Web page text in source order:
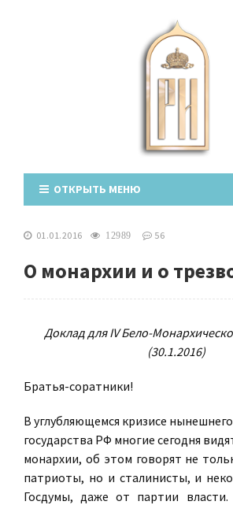
ОТКРЫТЬ МЕНЮ
01.01.2016 12989 56
О монархии и о
Доклад для IV Бело-
(30.1.2016)
Братья-соратники!
В углубляющемся кризисе
государства РФ многие сегодня
монархии, об этом говорят не
патриоты, но и сталинисты, и
Госдумы, даже от партии